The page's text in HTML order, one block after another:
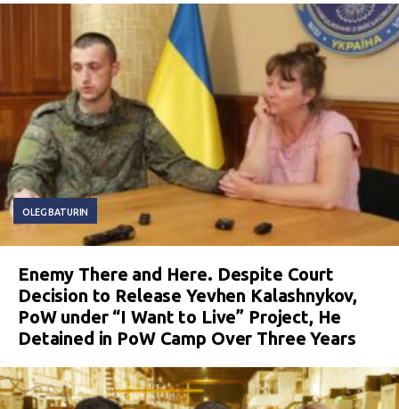
OLEG BATURIN
Enemy There and Here. Despite Court
Decision to Release Yevhen Kalashnykov,
PoW under “I Want to Live” Project, He
Detained in PoW Camp Over Three Years